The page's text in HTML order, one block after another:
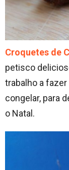
Croquetes de
petisco
trabalho a
congelar, para
o Natal.